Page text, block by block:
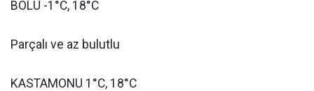
BOLU -1°C, 18°C
Parçalı ve az bulutlu
KASTAMONU 1°C, 18°C